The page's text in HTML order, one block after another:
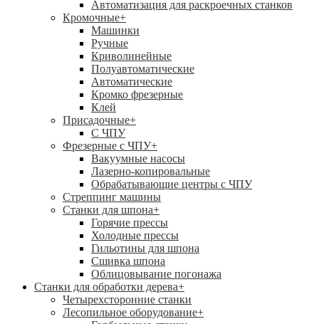
Автоматизация для раскроечных станков
Кромочные+
Машинки
Ручные
Криволинейные
Полуавтоматические
Автоматические
Кромко фрезерные
Клей
Присадочные+
С ЧПУ
Фрезерные с ЧПУ+
Вакуумные насосы
Лазерно-копировальные
Обрабатывающие центры с ЧПУ
Стреппинг машины
Станки для шпона+
Горячие прессы
Холодные прессы
Гильотины для шпона
Сшивка шпона
Облицовывание погонажа
Станки для обработки дерева+
Четырехсторонние станки
Лесопильное оборудование+